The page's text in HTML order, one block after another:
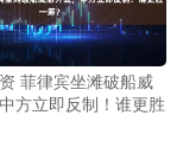
菲律宾坐滩破船威
方立即反制！谁更胜